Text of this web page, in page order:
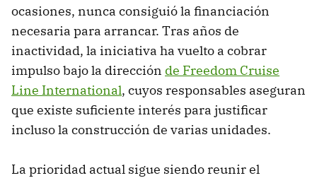
ocasiones, nunca consiguió la financiación
necesaria para arrancar. Tras años de
inactividad, la iniciativa ha vuelto a cobrar
impulso bajo la dirección de Freedom Cruise
Line International, cuyos responsables aseguran
que existe suficiente interés para justificar
incluso la construcción de varias unidades.
La prioridad actual sigue siendo reunir el